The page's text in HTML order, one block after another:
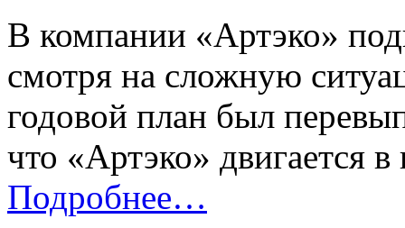
В компании «Артэко»
смотря на сложную
годовой план был
что «Артэко» двигается
Подробнее…